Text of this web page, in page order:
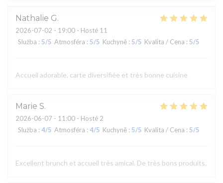
Nathalie G
2026-07-02 - 19:00 - Hosté 11
Služba : 5/5 Atmosféra : 5/5 Kuchyně : 5/5 Kvalita / Cena : 5/5
Accueil adorable, carte diversifiée et très bonne cuisine
Marie S
2026-06-07 - 11:00 - Hosté 2
Služba : 4/5 Atmosféra : 4/5 Kuchyně : 5/5 Kvalita / Cena : 5/5
Excellent brunch et accueil très amical. De très bons produits.